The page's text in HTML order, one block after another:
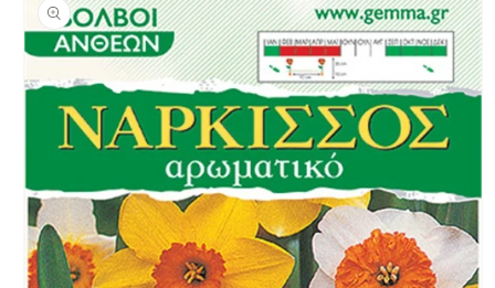
πληροφορίες
προϊόντος